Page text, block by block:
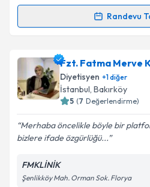
kapsamda işlenmesini
Randevu
Randevu Takvimi
Dyt. Irmak Işıkiçin randevu
Size bu uzmandan randevu
hazırlandığında e-posta ile
Kişisel verilerimin
Metni'ni okudum ve
Fzt. Fatma Merve
Diyetisyen +1diğer
İstanbul, Bakırköy
5 (7 Değerlendirme)
Merhaba öncelikle böyle bir
bizlere ifade özgürlüğü...
FMKLİNİK
Şenlikköy Mah. Orman Sok. Florya